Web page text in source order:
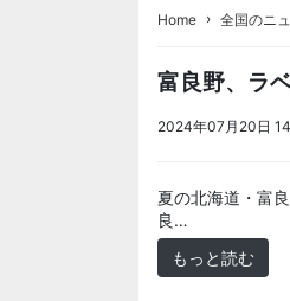
Home › 全国のニ
富良野、ラ
2024年07月20日
夏の北海道・富
良…
もっと読む